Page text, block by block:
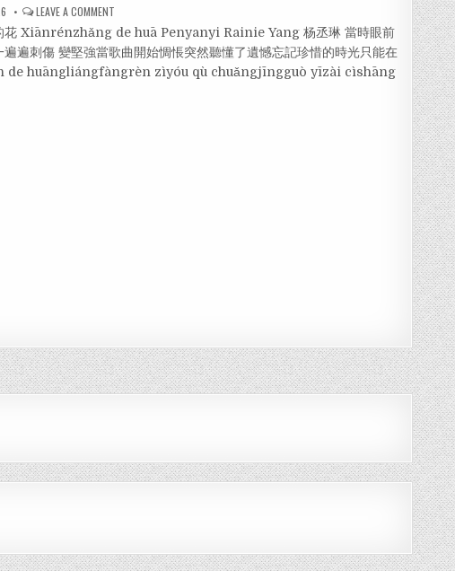
LEAVE A COMMENT
Xiānrénzhǎng de huā Penyanyi Rainie Yang 杨丞琳 當時眼前
遍刺傷 變堅強當歌曲開始惆悵突然聽懂了遺憾忘記珍惜的時光只能在
de huāngliángfàngrèn zìyóu qù chuǎngjīngguò yīzài cìshāng